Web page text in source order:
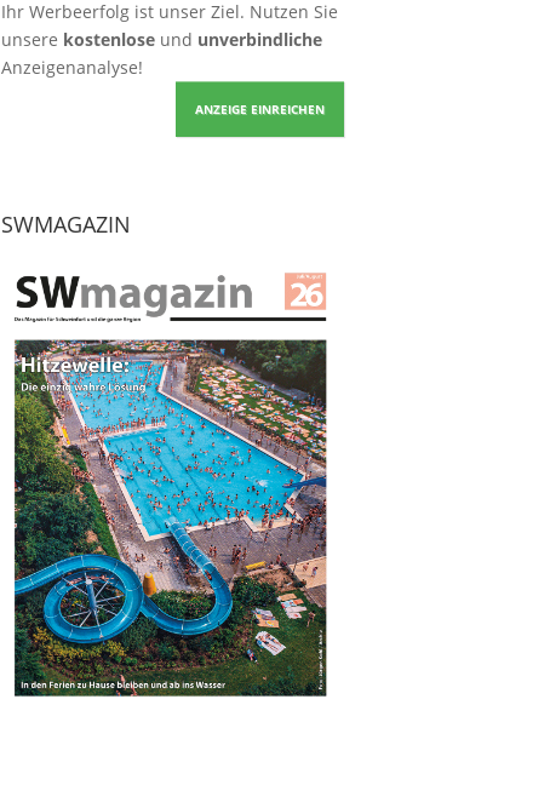
Ihr Werbeerfolg ist unser Ziel. Nutzen Sie
unsere kostenloseund unverbindliche
Anzeigenanalyse!
ANZEIGE EINREICHEN
SWMAGAZIN